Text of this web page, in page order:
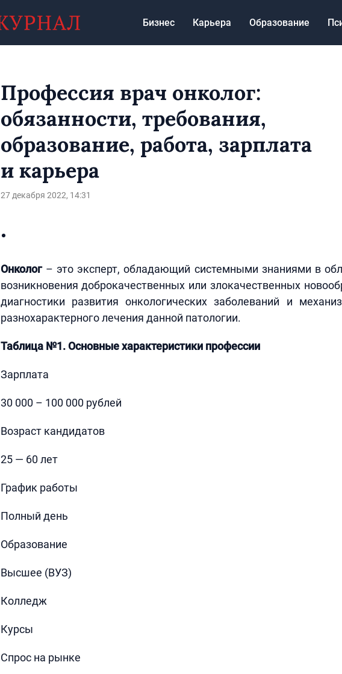
Бизнес Карьера Образование
Профессия врач онколог:
обязанности, требования,
образование, работа, зарплата
и карьера
27 декабря 2022, 14:31
Онколог– это эксперт, обладающий системными знаниями в
возникновения доброкачественных или злокачественных
диагностики развития онкологических заболеваний и
разнохарактерного лечения данной патологии.
Таблица №1. Основные характеристики профессии
Зарплата
30 000 – 100 000 рублей
Возраст кандидатов
25 — 60 лет
График работы
Полный день
Образование
Высшее (ВУЗ)
Колледж
Курсы
Спрос на рынке